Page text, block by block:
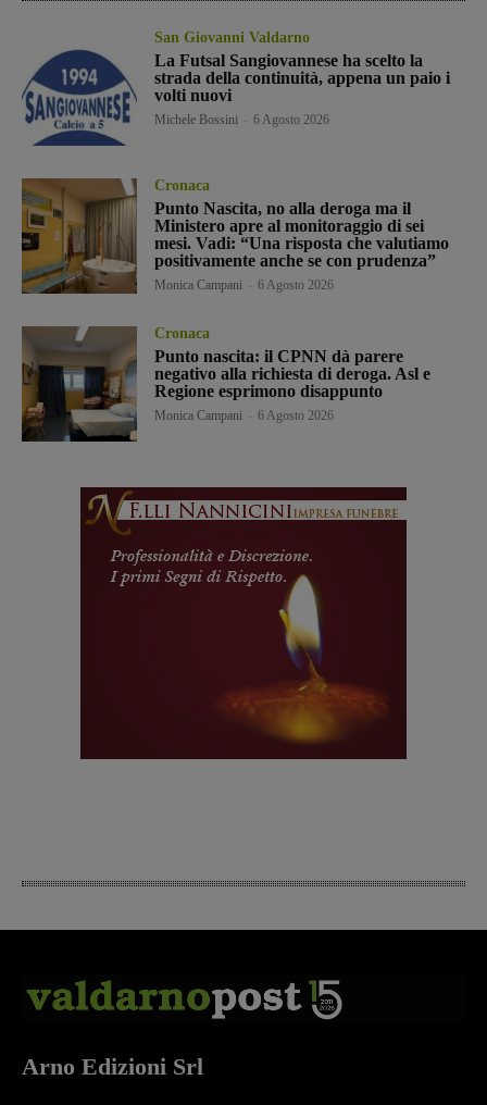
San Giovanni Valdarno
La Futsal Sangiovannese ha scelto la
strada della continuità, appena un paio i
volti nuovi
Michele Bossini 6 Agosto 2026
Cronaca
Punto Nascita, no alla deroga ma il
Ministero apre al monitoraggio di sei
mesi. Vadi: “Una risposta che valutiamo
positivamente anche se con prudenza”
Monica Campani 6 Agosto 2026
Cronaca
Punto nascita: il CPNN dà parere
negativo alla richiesta di deroga. Asl e
Regione esprimono disappunto
Monica Campani 6 Agosto 2026
Arno Edizioni Srl